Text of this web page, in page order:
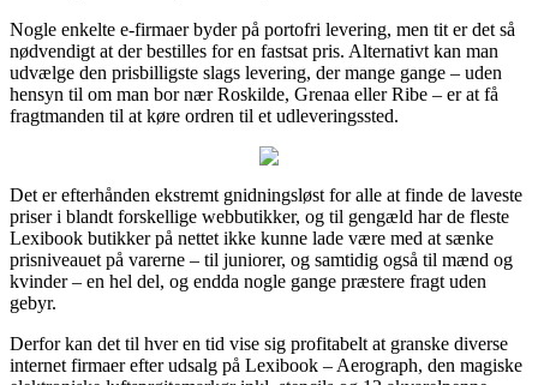
Nogle enkelte e-firmaer byder på portofri levering, men tit er det så
nødvendigt at der bestilles for en fastsat pris. Alternativt kan man
udvælge den prisbilligste slags levering, der mange gange – uden
hensyn til om man bor nær Roskilde, Grenaa eller Ribe – er at få
fragtmanden til at køre ordren til et udleveringssted.
Det er efterhånden ekstremt gnidningsløst for alle at finde de laveste
priser i blandt forskellige webbutikker, og til gengæld har de fleste
Lexibook butikker på nettet ikke kunne lade være med at sænke
prisniveauet på varerne – til juniorer, og samtidig også til mænd og
kvinder – en hel del, og endda nogle gange præstere fragt uden
gebyr.
Derfor kan det til hver en tid vise sig profitabelt at granske diverse
internet firmaer efter udsalg på Lexibook – Aerograph, den magiske